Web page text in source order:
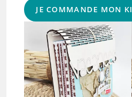
JE COMMANDE MON